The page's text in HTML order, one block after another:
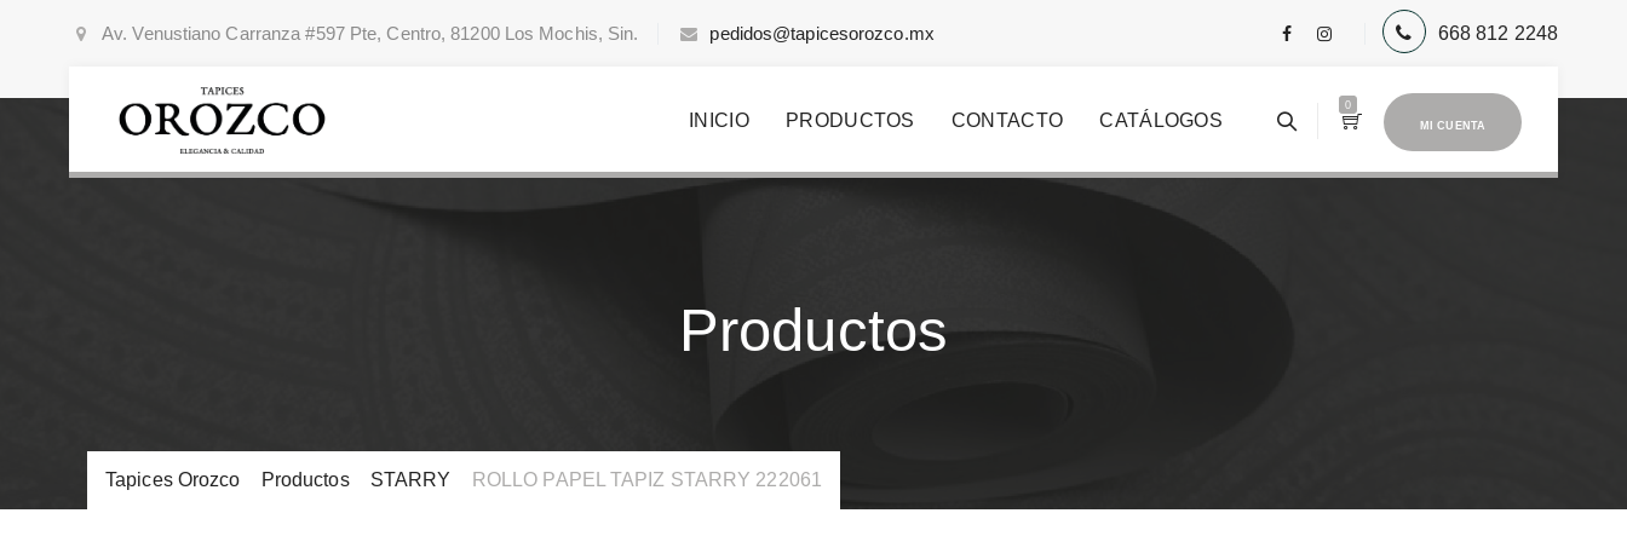
Av. Venustiano Carranza #597 Pte, Centro, 81200 Los Mochis, Sin. pedidos@tapicesorozco.mx 668 812 2248
MI CUENTA
0
INICIO PRODUCTOS CONTACTO CATÁLOGOS
Productos
Tapices Orozco Productos> STARRY ROLLO PAPEL TAPIZ STARRY 222061